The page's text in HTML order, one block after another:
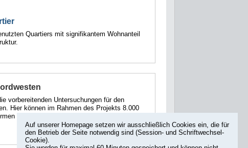
Quartiers mit signifikantem Wohnanteil
vorbereitenden Untersuchungen für den
Hier können im Rahmen des Projekts 8.000
entstehen.
Auf unserer Homepage setzen wir ausschließlich Cookies ein, die für
den Betrieb der Seite notwendig sind (Session- und Schriftwechsel-
Cookie).